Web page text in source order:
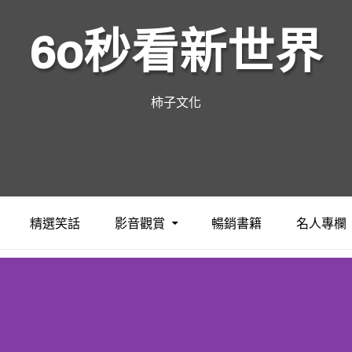
60秒看新世界
柿子文化
精選笑話 影音觀賞 暢銷書籍 名人專欄